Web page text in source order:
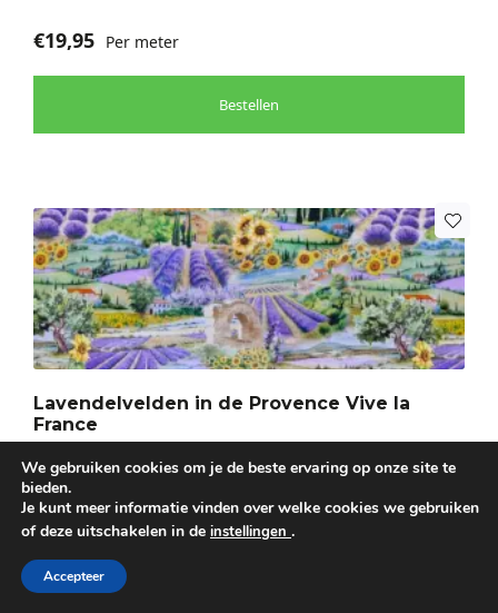
€19,95 Per meter
Bestellen
Lavendelvelden in de Provence Vive la
France
Kleur: Geel, Groen, Meerkleurig, Paars, Lavendel
Breedte: 140
€19,95 Per meter
We gebruiken cookies om je de beste ervaring op onze site te
bieden.
Je kunt meer informatie vinden over welke cookies we gebruiken
of deze uitschakelen in de instellingen .
Accepteer